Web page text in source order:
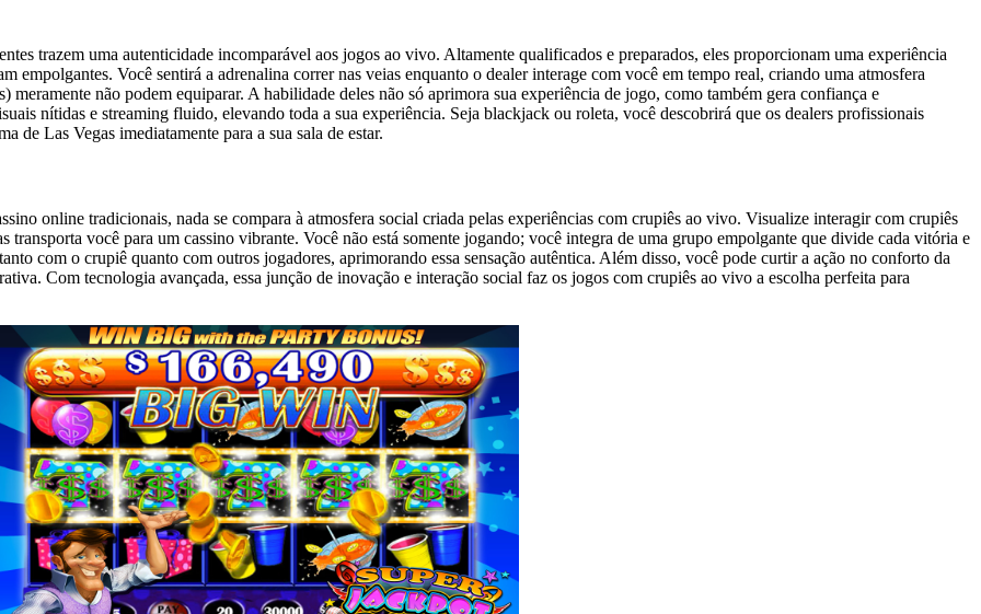
trazem uma autenticidade incomparável aos jogos ao vivo. Altamente qualificados e preparados, eles proporcionam uma experiência
empolgantes. Você sentirá a adrenalina correr nas veias enquanto o dealer interage com você em tempo real, criando uma atmosfera
não podem equiparar. A habilidade deles não só aprimora sua experiência de jogo, como também gera confiança e
nítidas e streaming fluido, elevando toda a sua experiência. Seja blackjack ou roleta, você descobrirá que os dealers profissionais
de Las Vegas imediatamente para a sua sala de estar.
online tradicionais, nada se compara à atmosfera social criada pelas experiências com crupiês ao vivo. Visualize interagir com crupiês
transporta você para um cassino vibrante. Você não está somente jogando; você integra de uma grupo empolgante que divide cada vitória e
com o crupiê quanto com outros jogadores, aprimorando essa sensação autêntica. Além disso, você pode curtir a ação no conforto da
Com tecnologia avançada, essa junção de inovação e interação social faz os jogos com crupiês ao vivo a escolha perfeita para